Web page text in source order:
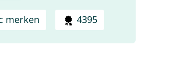
merken 4395